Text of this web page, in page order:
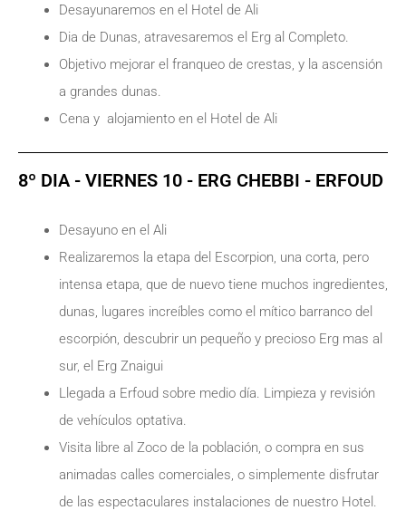
Desayunaremos en el Hotel de Ali
Dia de Dunas, atravesaremos el Erg al Completo.
Objetivo mejorar el franqueo de crestas, y la ascensión
a grandes dunas.
Cena y alojamiento en el Hotel de Ali
8º DIA - VIERNES 10 - ERG CHEBBI - ERFOUD
Desayuno en el Ali
Realizaremos la etapa del Escorpion, una corta, pero
intensa etapa, que de nuevo tiene muchos ingredientes,
dunas, lugares increíbles como el mítico barranco del
escorpión, descubrir un pequeño y precioso Erg mas al
sur, el Erg Znaigui
Llegada a Erfoud sobre medio día. Limpieza y revisión
de vehículos optativa.
Visita libre al Zoco de la población, o compra en sus
animadas calles comerciales, o simplemente disfrutar
de las espectaculares instalaciones de nuestro Hotel.